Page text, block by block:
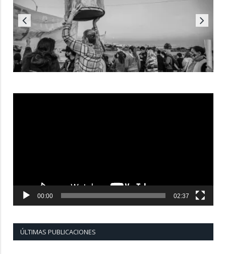
00:00 02:37
ÚLTIMAS PUBLICACIONES